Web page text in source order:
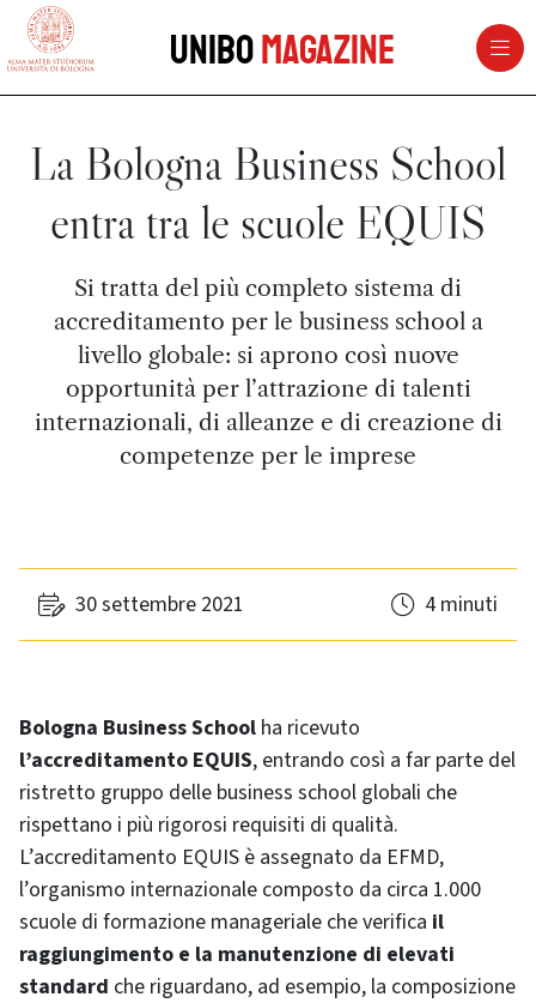
vai al contenuto della pagina
UniboMagazine
La Bologna Business School
entra tra le scuole EQUIS
Si tratta del più completo sistema di
accreditamento per le business school a
livello globale: si aprono così nuove
opportunità per l’attrazione di talenti
internazionali, di alleanze e di creazione di
competenze per le imprese
30 settembre 2021 4 minuti
Bologna Business School ha ricevuto
l’accreditamento EQUIS, entrando così a far parte del
ristretto gruppo delle business school globali che
rispettano i più rigorosi requisiti di qualità.
L’accreditamento EQUIS è assegnato da EFMD,
l’organismo internazionale composto da circa 1.000
scuole di formazione manageriale che verifica il
raggiungimento e la manutenzione di elevati
standard che riguardano, ad esempio, la composizione